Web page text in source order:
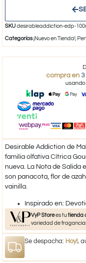
SKUdesirableaddiction-edp-
Categorías¡Nuevo en Tienda!,
compra en 3
Desirable Addiction de
familia olfativa Cítrica
nueva. La Nota de Salida
son panacota, flor de
vainilla.
​Inspirado en:
VyP Storees tutienda
variedad de
Se despacha: Hoy!,